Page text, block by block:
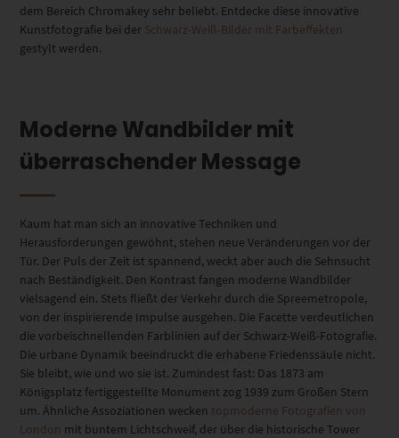
dem Bereich Chromakey sehr beliebt. Entdecke diese innovative
Kunstfotografie bei der Schwarz-Weiß-Bilder mit Farbeffekten
gestylt werden.
Moderne Wandbilder mit
überraschender Message
Kaum hat man sich an innovative Techniken und
Herausforderungen gewöhnt, stehen neue Veränderungen vor der
Tür. Der Puls der Zeit ist spannend, weckt aber auch die Sehnsucht
nach Beständigkeit. Den Kontrast fangen moderne Wandbilder
vielsagend ein. Stets fließt der Verkehr durch die Spreemetropole,
von der inspirierende Impulse ausgehen. Die Facette verdeutlichen
die vorbeischnellenden Farblinien auf der Schwarz-Weiß-Fotografie.
Die urbane Dynamik beeindruckt die erhabene Friedenssäule nicht.
Sie bleibt, wie und wo sie ist. Zumindest fast: Das 1873 am
Königsplatz fertiggestellte Monument zog 1939 zum Großen Stern
um. Ähnliche Assoziationen wecken topmoderne Fotografien von
London mit buntem Lichtschweif, der über die historische Tower